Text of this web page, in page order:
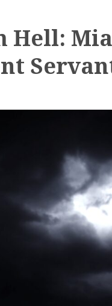
Hell: